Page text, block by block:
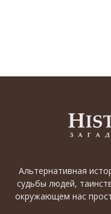
Альтернативная
судьбы людей,
окружающем нас